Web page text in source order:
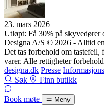
23. mars 2026
Utløpt: Få 30% på skyvedører
Designa A/S © 2026 - Alltid
Det tas forbehold om tastefeil,
varer. Alle rettigheter
designa.dk Presse
Søk
Finn butikk
Book møte Meny